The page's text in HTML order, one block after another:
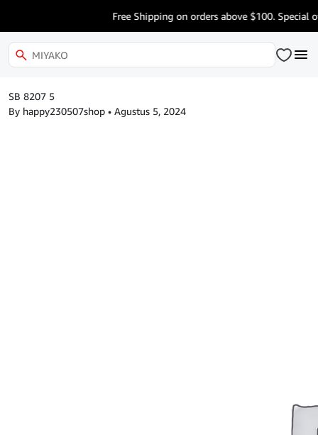
Free Shipping on orders above $100. Special
SB 8207 5
By happy230507shop • Agustus 5, 2024